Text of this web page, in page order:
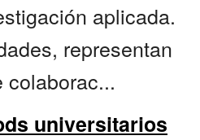
aplicada.
representan
colaborac...
universitarios